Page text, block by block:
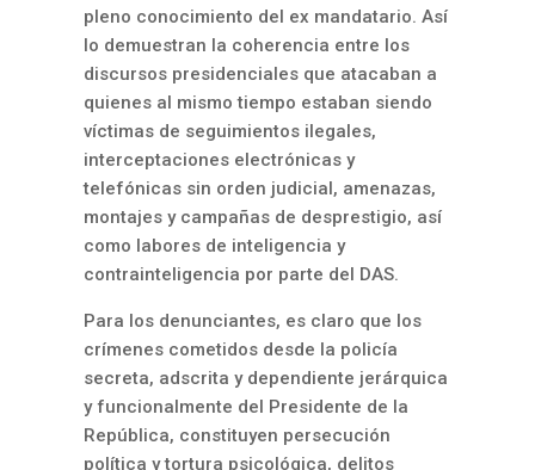
pleno conocimiento del ex mandatario. Así
lo demuestran la coherencia entre los
discursos presidenciales que atacaban a
quienes al mismo tiempo estaban siendo
víctimas de seguimientos ilegales,
interceptaciones electrónicas y
telefónicas sin orden judicial, amenazas,
montajes y campañas de desprestigio, así
como labores de inteligencia y
contrainteligencia por parte del DAS.
Para los denunciantes, es claro que los
crímenes cometidos desde la policía
secreta, adscrita y dependiente jerárquica
y funcionalmente del Presidente de la
República, constituyen persecución
política y tortura psicológica, delitos